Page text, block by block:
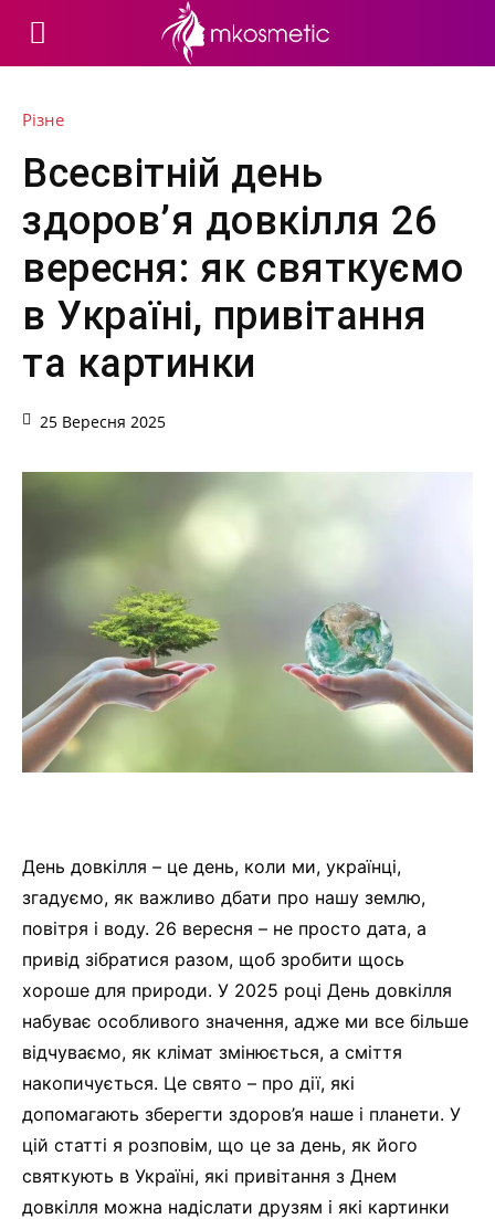
Різне
Всесвітній день
здоров’я довкілля 26
вересня: як святкуємо
в Україні, привітання
та картинки
25 Вересня 2025
День довкілля – це день, коли ми, українці,
згадуємо, як важливо дбати про нашу землю,
повітря і воду. 26 вересня – не просто дата, а
привід зібратися разом, щоб зробити щось
хороше для природи. У 2025 році День довкілля
набуває особливого значення, адже ми все більше
відчуваємо, як клімат змінюється, а сміття
накопичується. Це свято – про дії, які
допомагають зберегти здоров’я наше і планети. У
цій статті я розповім, що це за день, як його
святкують в Україні, які привітання з Днем
довкілля можна надіслати друзям і які картинки